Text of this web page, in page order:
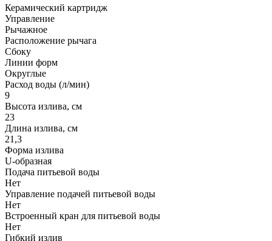
Керамический картридж
Управление
Рычажное
Расположение рычага
Сбоку
Линии форм
Округлые
Расход воды (л/мин)
9
Высота излива, см
23
Длина излива, см
21,3
Форма излива
U-образная
Подача питьевой воды
Нет
Управление подачей питьевой воды
Нет
Встроенный кран для питьевой воды
Нет
Гибкий излив